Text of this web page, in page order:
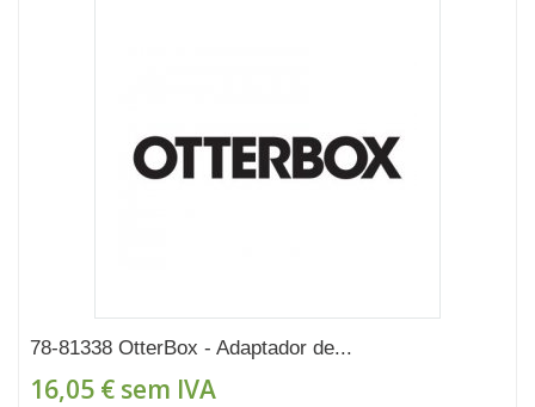
78-81338 OtterBox - Adaptador de...
16,05 € sem IVA